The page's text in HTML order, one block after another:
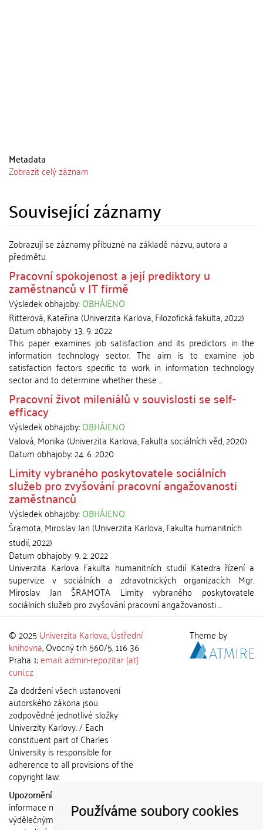
Používáme soubory cookies
Metadata
Zobrazit celý záznam
Související záznamy
Zobrazují se záznamy příbuzné na základě názvu, autora a
předmětu.
Pracovní spokojenost a její prediktory u
zaměstnanců v IT firmě
Výsledek obhajoby:OBHÁJENO
Ritterová, Kateřina(Univerzita Karlova, Filozofická fakulta,2022)
Datum obhajoby:13. 9. 2022
This paper examines job satisfaction and its predictors in the
information technology sector. The aim is to examine job
satisfaction factors specific to work in information technology
sector and to determine whether these ...
Pracovní život mileniálů v souvislosti se self-
efficacy
Výsledek obhajoby:OBHÁJENO
Valová, Monika(Univerzita Karlova, Fakulta sociálních věd,2020)
Datum obhajoby:24. 6. 2020
Limity vybraného poskytovatele sociálních
služeb pro zvyšování pracovní angažovanosti
zaměstnanců
Výsledek obhajoby:OBHÁJENO
Šramota, Miroslav Jan(Univerzita Karlova, Fakulta humanitních
studií,2022)
Datum obhajoby:9. 2. 2022
Univerzita Karlova Fakulta humanitních studií Katedra řízení a
supervize v sociálních a zdravotnických organizacích Mgr.
Miroslav Jan ŠRAMOTA Limity vybraného poskytovatele
sociálních služeb pro zvyšování pracovní angažovanosti ...
© 2025 Univerzita Karlova,Ústřední
knihovna, Ovocný trh 560/5, 116 36
Praha 1;email: admin-repozitar [at]
cuni.cz
Za dodržení všech ustanovení
autorského zákona jsou
zodpovědné jednotlivé složky
Univerzity Karlovy. / Each
constituent part of Charles
University is responsible for
adherence to all provisions of the
copyright law.
Upozornění / Notice:
informace nemohou být použity k
výdělečným účelům nebo vydávány
Theme by